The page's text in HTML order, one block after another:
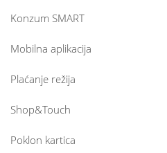
Konzum SMART
Mobilna aplikacija
Plaćanje režija
Shop&Touch
Poklon kartica